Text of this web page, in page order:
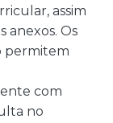
assim
anexos. Os
permitem
com
no